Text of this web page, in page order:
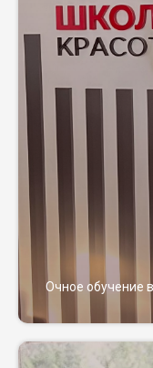
Очное обучение